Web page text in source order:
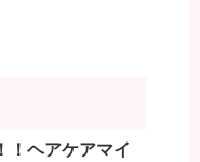
！ヘアケアマイ